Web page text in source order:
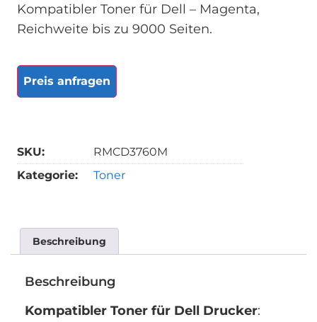
Kompatibler Toner für Dell – Magenta,
Reichweite bis zu 9000 Seiten.
Preis anfragen
SKU:
RMCD3760M
Kategorie:
Toner
Beschreibung
Beschreibung
Kompatibler Toner für Dell Drucker: